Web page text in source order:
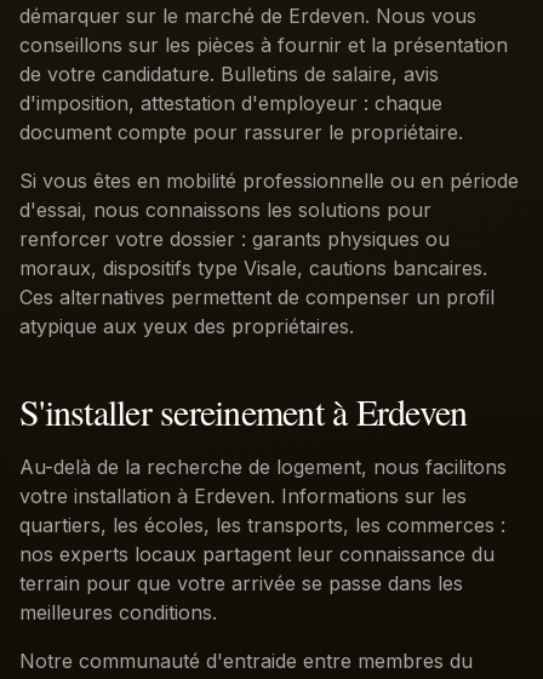
démarquer sur le marché de Erdeven. Nous vous
conseillons sur les pièces à fournir et la présentation
de votre candidature. Bulletins de salaire, avis
d'imposition, attestation d'employeur : chaque
document compte pour rassurer le propriétaire.
Si vous êtes en mobilité professionnelle ou en période
d'essai, nous connaissons les solutions pour
renforcer votre dossier : garants physiques ou
moraux, dispositifs type Visale, cautions bancaires.
Ces alternatives permettent de compenser un profil
atypique aux yeux des propriétaires.
S'installer sereinement à Erdeven
Au-delà de la recherche de logement, nous facilitons
votre installation à Erdeven. Informations sur les
quartiers, les écoles, les transports, les commerces :
nos experts locaux partagent leur connaissance du
terrain pour que votre arrivée se passe dans les
meilleures conditions.
Notre communauté d'entraide entre membres du